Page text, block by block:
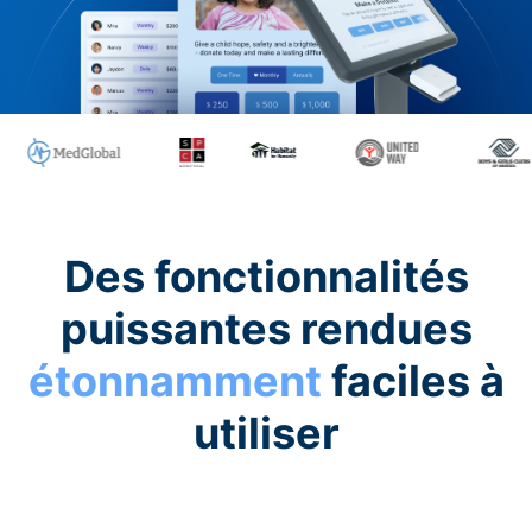
Des fonctionnalités
puissantes rendues
étonnamment faciles à
utiliser